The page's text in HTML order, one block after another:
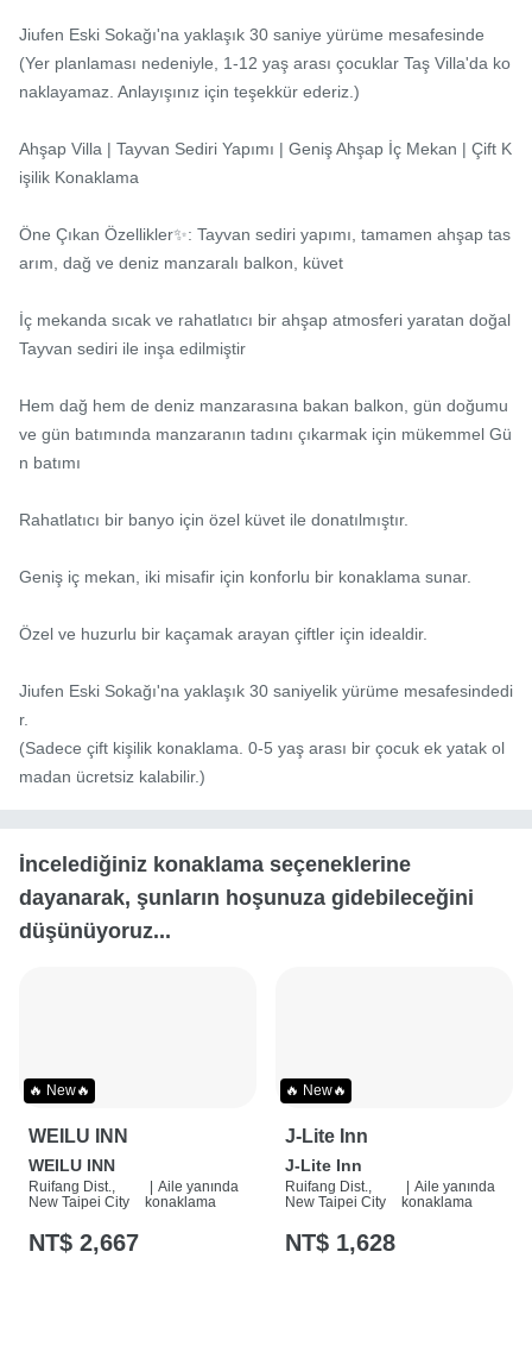
Jiufen Eski Sokağı'na yaklaşık 30 saniye yürüme mesafesinde
(Yer planlaması nedeniyle, 1-12 yaş arası çocuklar Taş Villa'da ko
naklayamaz. Anlayışınız için teşekkür ederiz.)
Ahşap Villa | Tayvan Sediri Yapımı | Geniş Ahşap İç Mekan | Çift K
işilik Konaklama
Öne Çıkan Özellikler✨: Tayvan sediri yapımı, tamamen ahşap tas
arım, dağ ve deniz manzaralı balkon, küvet
İç mekanda sıcak ve rahatlatıcı bir ahşap atmosferi yaratan doğal
Tayvan sediri ile inşa edilmiştir
Hem dağ hem de deniz manzarasına bakan balkon, gün doğumu
ve gün batımında manzaranın tadını çıkarmak için mükemmel Gü
n batımı
Rahatlatıcı bir banyo için özel küvet ile donatılmıştır.
Geniş iç mekan, iki misafir için konforlu bir konaklama sunar.
Özel ve huzurlu bir kaçamak arayan çiftler için idealdir.
Jiufen Eski Sokağı'na yaklaşık 30 saniyelik yürüme mesafesindedi
r.
(Sadece çift kişilik konaklama. 0-5 yaş arası bir çocuk ek yatak ol
madan ücretsiz kalabilir.)
İncelediğiniz konaklama seçeneklerine
dayanarak, şunların hoşunuza gidebileceğini
düşünüyoruz...
🔥 New🔥
WEILU INN
WEILU INN
Ruifang Dist.,
New Taipei City
| Aile yanında
konaklama
NT$ 2,667
🔥 New🔥
J-Lite Inn
J-Lite Inn
Ruifang Dist.,
New Taipei City
| Aile yanında
konaklama
NT$ 1,628